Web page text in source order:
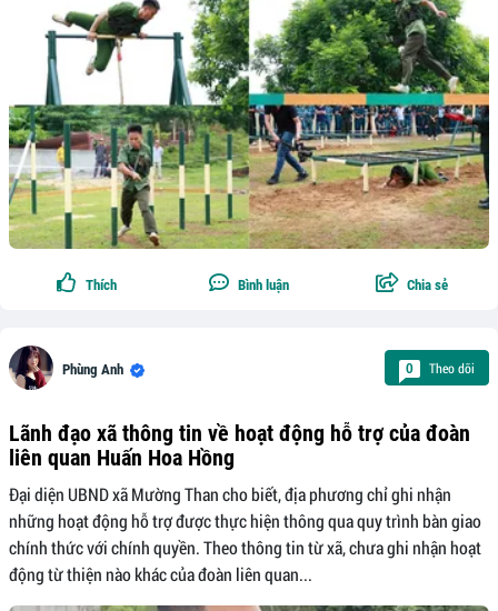
Thích Bình luận Chia sẻ
Phùng Anh 0 Theo dõi
Lãnh đạo xã thông tin về hoạt động hỗ trợ của đoàn
liên quan Huấn Hoa Hồng
Đại diện UBND xã Mường Than cho biết, địa phương chỉ ghi nhận
những hoạt động hỗ trợ được thực hiện thông qua quy trình bàn giao
chính thức với chính quyền. Theo thông tin từ xã, chưa ghi nhận hoạt
động từ thiện nào khác của đoàn liên quan...